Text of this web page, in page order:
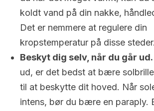
koldt vand på din nakke,
Det er nemmere at regulere din
kropstemperatur på disse steder.
Beskyt dig selv, når du går ud.
ud, er det bedst at bære
til at beskytte dit hoved. Når
intens, bør du bære en paraply.